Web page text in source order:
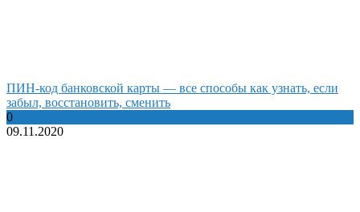
ПИН-код банковской карты — все способы как узнать, если
забыл, восстановить, сменить
0
09.11.2020